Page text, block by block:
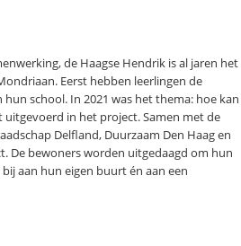
de Haagse Hendrik is al jaren het
Eerst hebben leerlingen de
school. In 2021 was het thema: hoe kan
uitgevoerd in het project. Samen met de
Delfland, Duurzaam Den Haag en
De bewoners worden uitgedaagd om hun
aan hun eigen buurt én aan een